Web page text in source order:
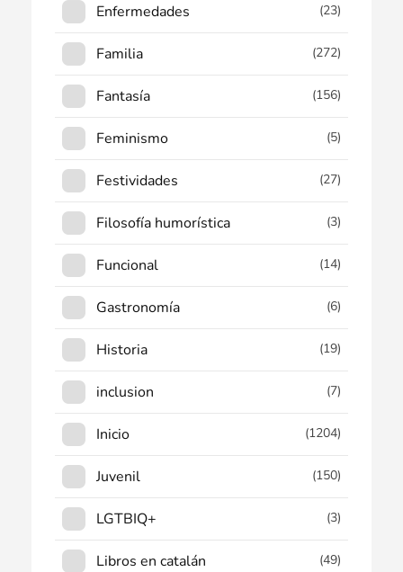
Enfermedades (23)
Familia (272)
Fantasía (156)
Feminismo (5)
Festividades (27)
Filosofía humorística (3)
Funcional (14)
Gastronomía (6)
Historia (19)
inclusion (7)
Inicio (1204)
Juvenil (150)
LGTBIQ+ (3)
Libros en catalán (49)